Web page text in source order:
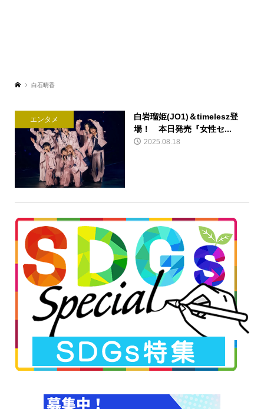
白石晴香
エンタメ
白岩瑠姫(JO1)＆timelesz登
場！ 本日発売『女性セ...
2025.08.18